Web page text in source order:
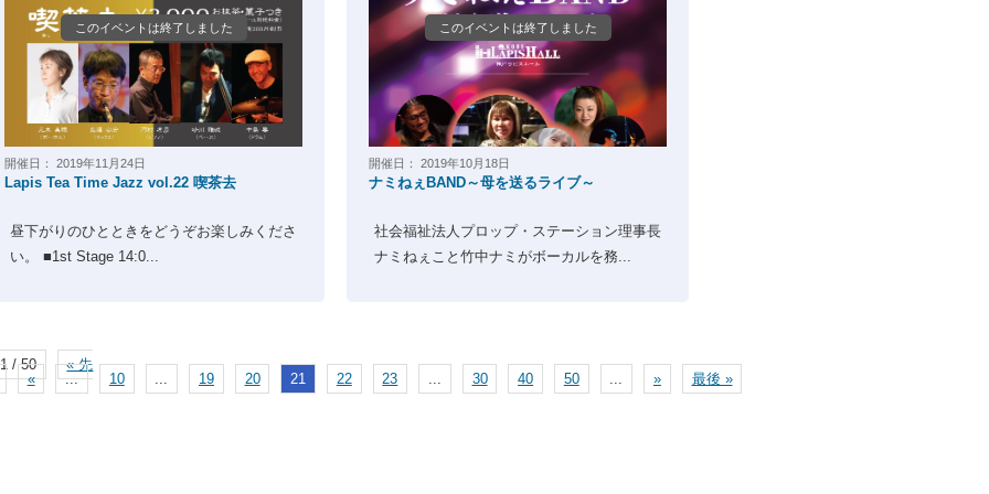
開催日： 2019年11月24日
Lapis Tea Time Jazz vol.22 喫茶去
昼下がりのひとときをどうぞお楽しみくださ
い。 ■1st Stage 14:0...
このイベントは終了しました
開催日： 2019年10月18日
ナミねぇBAND～母を送るライブ～
社会福祉法人プロップ・ステーション理事長
ナミねぇこと竹中ナミがボーカルを務...
このイベントは終了しました
/ 50
« 先
«
... 10 ... 19 20 21 22 23 ... 30 40 50 ... » 最後 »